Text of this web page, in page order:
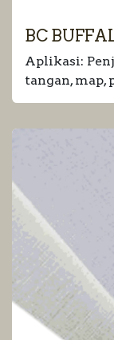
BC
Aplikasi:
tangan, map,